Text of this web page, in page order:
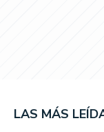
LAS MÁS